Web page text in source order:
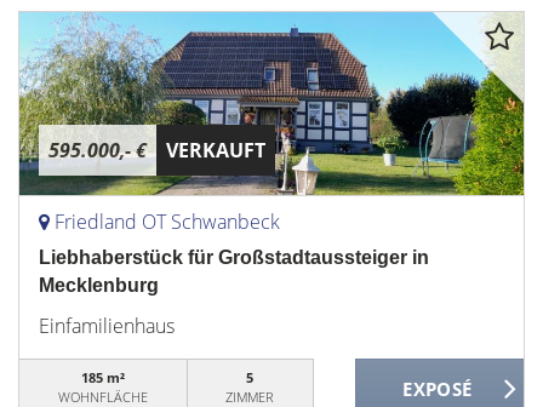
595.000,- € VERKAUFT
Friedland OT Schwanbeck
Liebhaberstück für Großstadtaussteiger in
Mecklenburg
Einfamilienhaus
185 m²
WOHNFLÄCHE
5
ZIMMER